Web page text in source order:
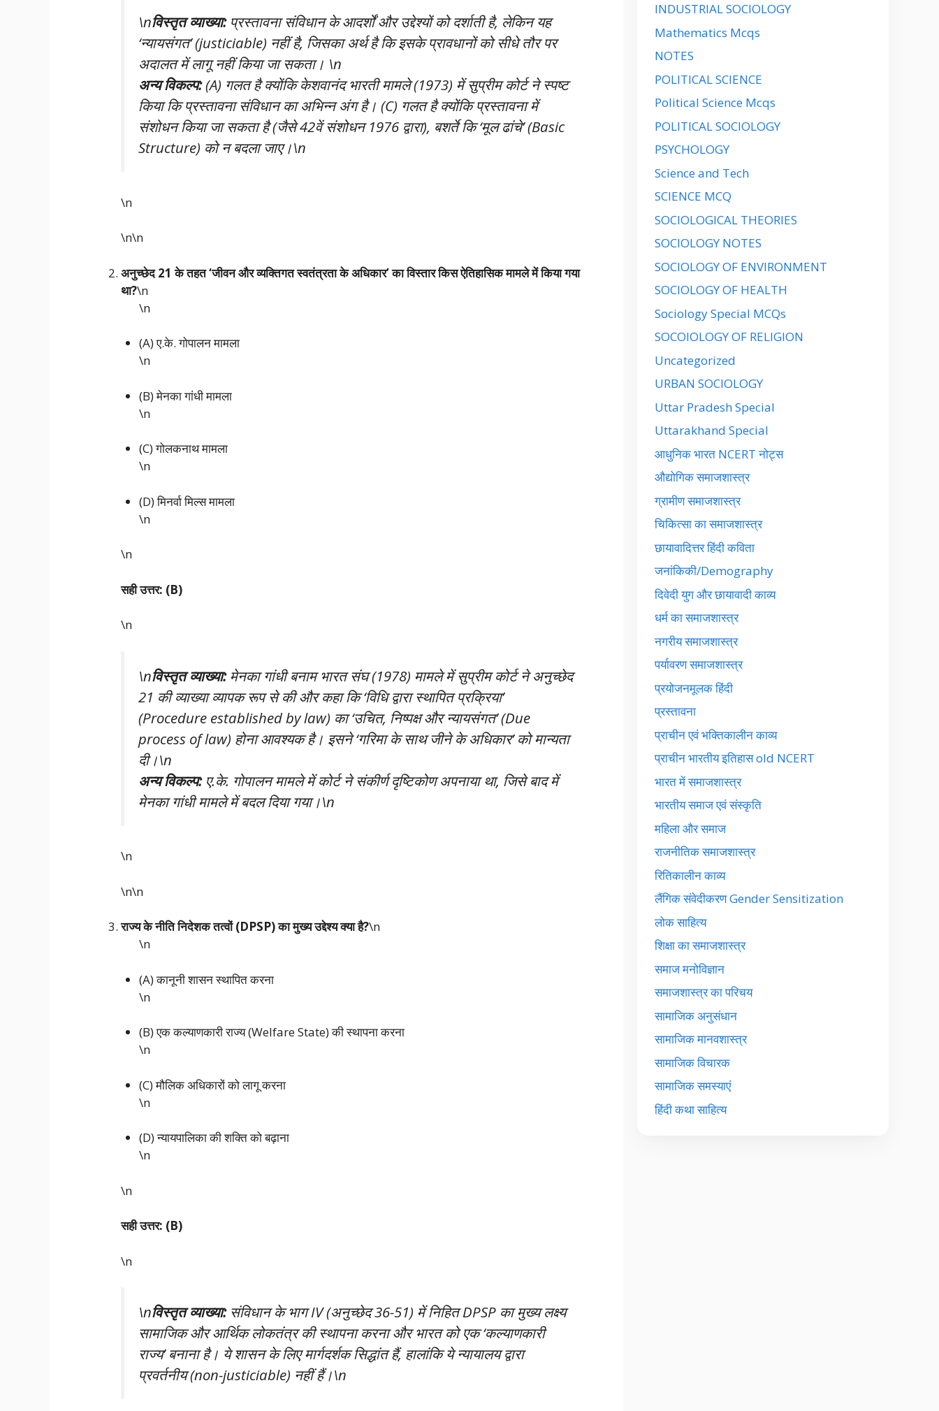
\nविस्तृत व्याख्या:प्रस्तावना संविधान के आदर्शों और उद्देश्यों को दर्शाती है, लेकिन यह
‘न्यायसंगत’ (justiciable) नहीं है, जिसका अर्थ है कि इसके प्रावधानों को सीधे तौर पर
अदालत में लागू नहीं किया जा सकता। \n
अन्य विकल्प:(A) गलत है क्योंकिकेशवानंद भारती मामले (1973) में सुप्रीम कोर्ट ने स्पष्ट
किया कि प्रस्तावना संविधान का अभिन्न अंग है। (C) गलत है क्योंकि प्रस्तावना में
संशोधन किया जा सकता है (जैसे 42वें संशोधन 1976 द्वारा), बशर्ते कि ‘मूल ढांचे’ (Basic
Structure) को न बदला जाए।\n
\n
\n\n
अनुच्छेद 21 के तहत ‘जीवन और व्यक्तिगत स्वतंत्रता के अधिकार’ का विस्तार किस ऐतिहासिक मामले में किया गया
था?\n
\n
(A) ए.के. गोपालन मामला
\n
(B) मेनका गांधी मामला
\n
(C) गोलकनाथ मामला
\n
(D) मिनर्वा मिल्स मामला
\n
\n
सही उत्तर: (B)
\n
\nविस्तृत व्याख्या: मेनका गांधी बनाम भारत संघ (1978) मामले में सुप्रीम कोर्ट ने अनुच्छेद
21 की व्याख्या व्यापक रूप से की और कहा कि ‘विधि द्वारा स्थापित प्रक्रिया’
(Procedure established by law) का ‘उचित, निष्पक्ष और न्यायसंगत’ (Due
process of law) होना आवश्यक है। इसने ‘गरिमा के साथ जीने के अधिकार’ को मान्यता
दी।\n
अन्य विकल्प:ए.के. गोपालन मामले में कोर्ट ने संकीर्ण दृष्टिकोण अपनाया था, जिसे बाद में
मेनका गांधी मामले में बदल दिया गया।\n
\n
\n\n
राज्य के नीति निदेशक तत्वों (DPSP) का मुख्य उद्देश्य क्या है?\n
\n
(A) कानूनी शासन स्थापित करना
\n
(B) एक कल्याणकारी राज्य (Welfare State) की स्थापना करना
\n
(C) मौलिक अधिकारों को लागू करना
\n
(D) न्यायपालिका की शक्ति को बढ़ाना
\n
\n
सही उत्तर: (B)
\n
\nविस्तृत व्याख्या:संविधान के भाग IV (अनुच्छेद 36-51) में निहित DPSP का मुख्य लक्ष्य
सामाजिक और आर्थिक लोकतंत्र की स्थापना करना और भारत को एक ‘कल्याणकारी
राज्य’ बनाना है। ये शासन के लिए मार्गदर्शक सिद्धांत हैं, हालांकि ये न्यायालय द्वारा
प्रवर्तनीय (non-justiciable) नहीं हैं।\n
INDUSTRIAL SOCIOLOGY
Mathematics Mcqs
NOTES
POLITICAL SCIENCE
Political Science Mcqs
POLITICAL SOCIOLOGY
PSYCHOLOGY
Science and Tech
SCIENCE MCQ
SOCIOLOGICAL THEORIES
SOCIOLOGY NOTES
SOCIOLOGY OF ENVIRONMENT
SOCIOLOGY OF HEALTH
Sociology Special MCQs
SOCOIOLOGY OF RELIGION
Uncategorized
URBAN SOCIOLOGY
Uttar Pradesh Special
Uttarakhand Special
आधुनिक भारत NCERT नोट्स
औद्योगिक समाजशास्त्र
ग्रामीण समाजशास्त्र
चिकित्सा का समाजशास्त्र
छायावादित्तर हिंदी कविता
जनांकिकी/Demography
दिवेदी युग और छायावादी काव्य
धर्म का समाजशास्त्र
नगरीय समाजशास्त्र
पर्यावरण समाजशास्त्र
प्रयोजनमूलक हिंदी
प्रस्तावना
प्राचीन एवं भक्तिकालीन काव्य
प्राचीन भारतीय इतिहास old NCERT
भारत में समाजशास्त्र
भारतीय समाज एवं संस्कृति
महिला और समाज
राजनीतिक समाजशास्त्र
रितिकालीन काव्य
लैंगिक संवेदीकरण Gender Sensitization
लोक साहित्य
शिक्षा का समाजशास्त्र
समाज मनोविज्ञान
समाजशास्त्र का परिचय
सामाजिक अनुसंधान
सामाजिक मानवशास्त्र
सामाजिक विचारक
सामाजिक समस्याएं
हिंदी कथा साहित्य